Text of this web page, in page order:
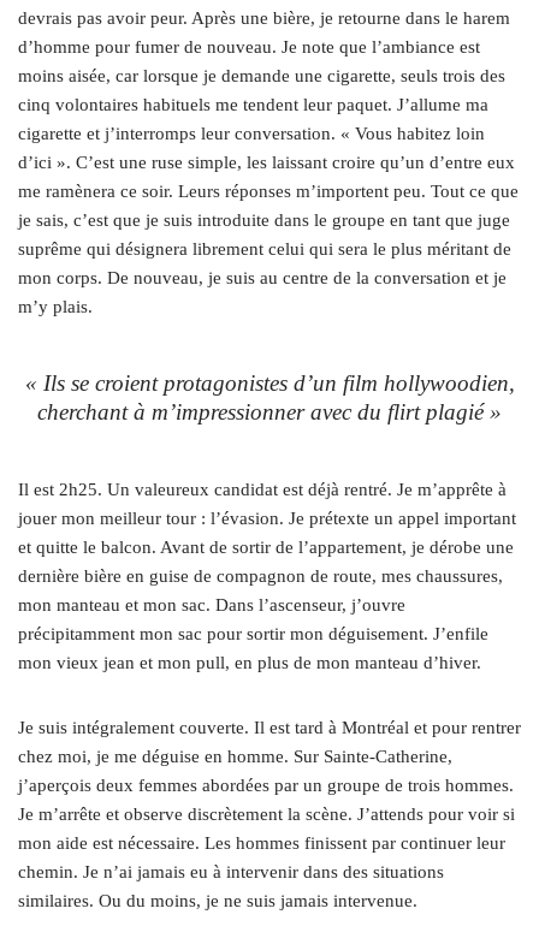
devrais pas avoir peur. Après une bière, je retourne dans le harem
d’homme pour fumer de nouveau. Je note que l’ambiance est
moins aisée, car lorsque je demande une cigarette, seuls trois des
cinq volontaires habituels me tendent leur paquet. J’allume ma
cigarette et j’interromps leur conversation. « Vous habitez loin
d’ici ». C’est une ruse simple, les laissant croire qu’un d’entre eux
me ramènera ce soir. Leurs réponses m’importent peu. Tout ce que
je sais, c’est que je suis introduite dans le groupe en tant que juge
suprême qui désignera librement celui qui sera le plus méritant de
mon corps. De nouveau, je suis au centre de la conversation et je
m’y plais.
« Ils se croient protagonistes d’un film hollywoodien,
cherchant à m’impressionner avec du flirt plagié »
Il est 2h25. Un valeureux candidat est déjà rentré. Je m’apprête à
jouer mon meilleur tour : l’évasion. Je prétexte un appel important
et quitte le balcon. Avant de sortir de l’appartement, je dérobe une
dernière bière en guise de compagnon de route, mes chaussures,
mon manteau et mon sac. Dans l’ascenseur, j’ouvre
précipitamment mon sac pour sortir mon déguisement. J’enfile
mon vieux jean et mon pull, en plus de mon manteau d’hiver.
Je suis intégralement couverte. Il est tard à Montréal et pour rentrer
chez moi, je me déguise en homme. Sur Sainte-Catherine,
j’aperçois deux femmes abordées par un groupe de trois hommes.
Je m’arrête et observe discrètement la scène. J’attends pour voir si
mon aide est nécessaire. Les hommes finissent par continuer leur
chemin. Je n’ai jamais eu à intervenir dans des situations
similaires. Ou du moins, je ne suis jamais intervenue.